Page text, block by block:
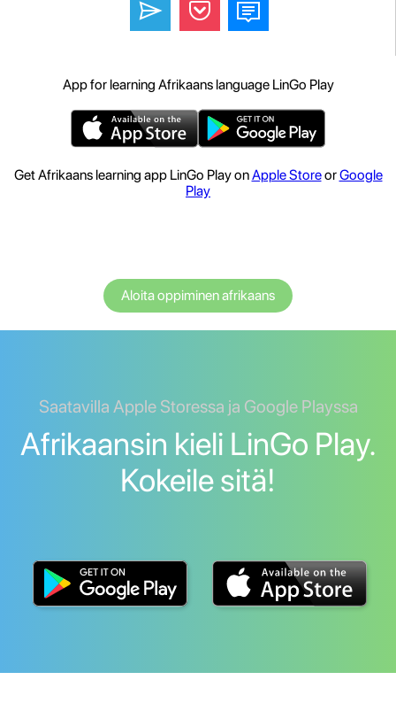
App for learning Afrikaans language LinGo Play
Get Afrikaans learning app LinGo Play onApple StoreorGoogle
Play
Aloita oppiminen afrikaans
Saatavilla Apple Storessa ja Google Playssa
Afrikaansin kieli LinGo Play.
Kokeile sitä!